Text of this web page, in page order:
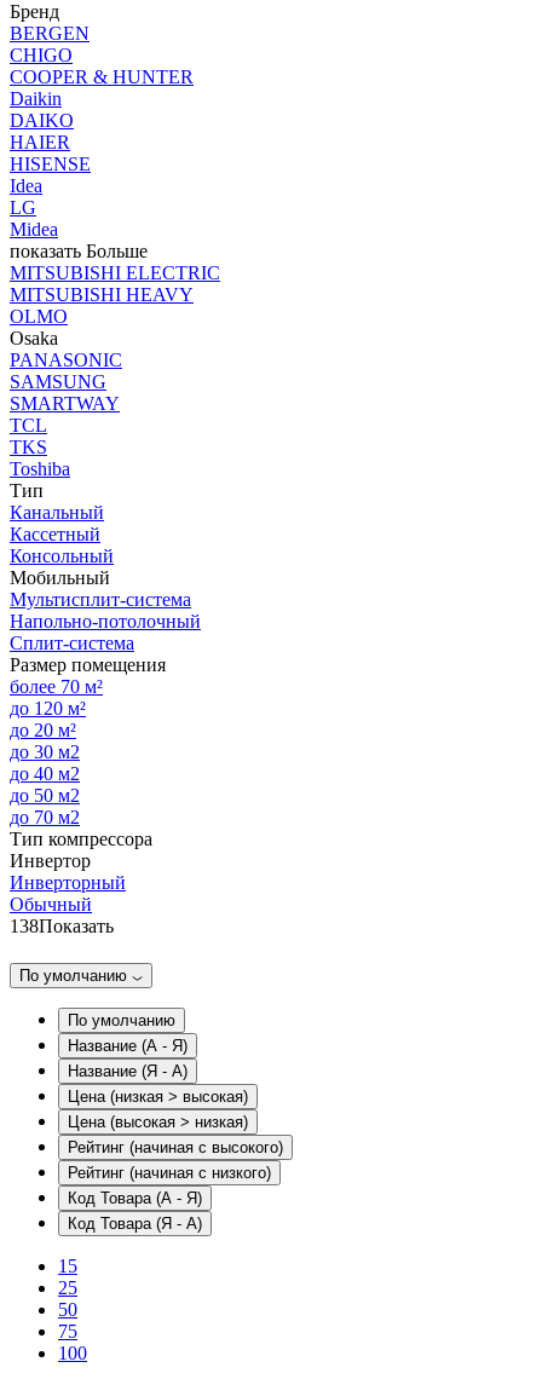
Бренд
BERGEN
CHIGO
COOPER & HUNTER
Daikin
DAIKO
HAIER
HISENSE
Idea
LG
Midea
показать Больше
MITSUBISHI ELECTRIC
MITSUBISHI HEAVY
OLMO
Osaka
PANASONIC
SAMSUNG
SMARTWAY
TCL
TKS
Toshiba
Тип
Канальный
Кассетный
Консольный
Мобильный
Мультисплит-система
Напольно-потолочный
Сплит-система
Размер помещения
более 70 м²
до 120 м²
до 20 м²
до 30 м2
до 40 м2
до 50 м2
до 70 м2
Тип компрессора
Инвертор
Инверторный
Обычный
138Показать
По умолчанию
По умолчанию
Название (А - Я)
Название (Я - А)
Цена (низкая > высокая)
Цена (высокая > низкая)
Рейтинг (начиная с высокого)
Рейтинг (начиная с низкого)
Код Товара (А - Я)
Код Товара (Я - А)
15
25
50
75
100